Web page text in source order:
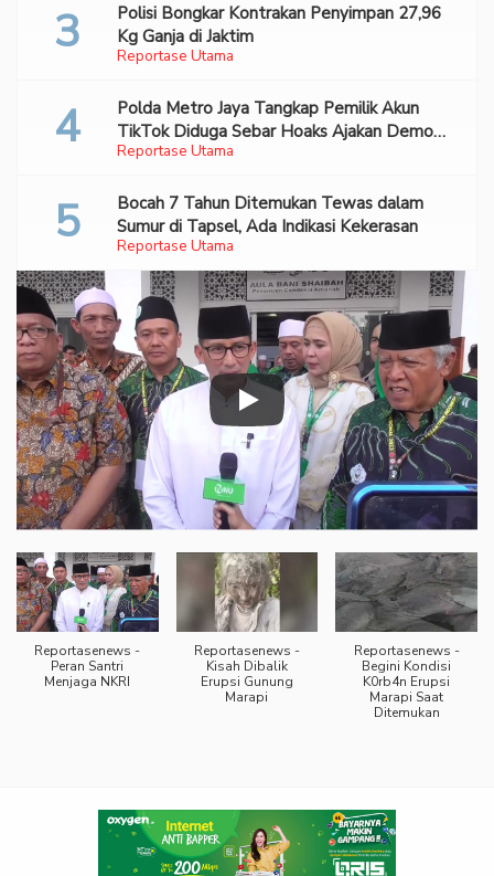
Reportase Utama
Polisi Bongkar Kontrakan Penyimpan 27,96
Kg Ganja di Jaktim
Reportase Utama
Polda Metro Jaya Tangkap Pemilik Akun
TikTok Diduga Sebar Hoaks Ajakan Demo
Turunkan Prabowo-Gibran
Reportase Utama
Bocah 7 Tahun Ditemukan Tewas dalam
Sumur di Tapsel, Ada Indikasi Kekerasan
Reportasenews -
Peran Santri
Menjaga NKRI
Reportasenews -
Kisah Dibalik
Erupsi Gunung
Marapi
Reportasenews -
Begini Kondisi
K0rb4n Erupsi
Marapi Saat
Ditemukan